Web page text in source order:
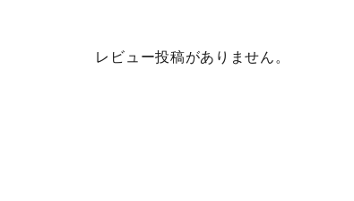
レビュー投稿がありません。